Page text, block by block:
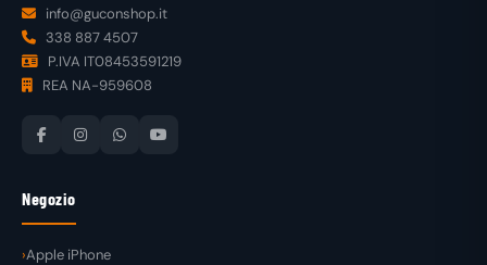
info@guconshop.it
338 887 4507
P.IVA IT08453591219
REA NA-959608
Negozio
Apple iPhone